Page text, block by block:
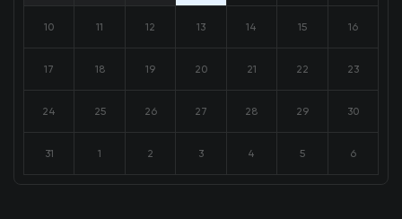
10 11 12 13 14 15 16
17 18 19 20 21 22 23
24 25 26 27 28 29 30
31 1 2 3 4 5 6